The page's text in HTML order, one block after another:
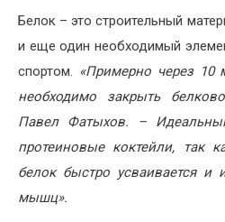
Белок – это строительный
и еще один необходимый
спортом. «Примерно через 10
необходимо закрыть
Павел Фатыхов. –
протеиновые коктейли, так
белок быстро усваивается и
мышц».